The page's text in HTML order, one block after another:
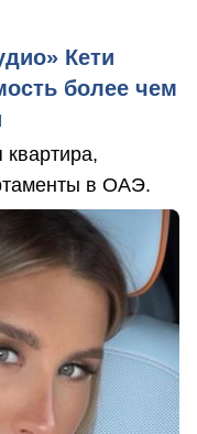
Кети
более чем
в ОАЭ.